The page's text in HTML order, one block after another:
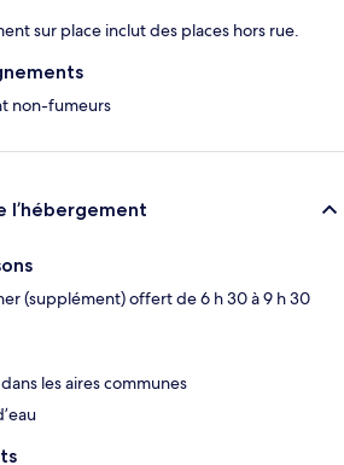
sur place inclut des places hors rue.
non-fumeurs
l’hébergement
(supplément) offert de 6 h 30 à 9 h 30
les aires communes